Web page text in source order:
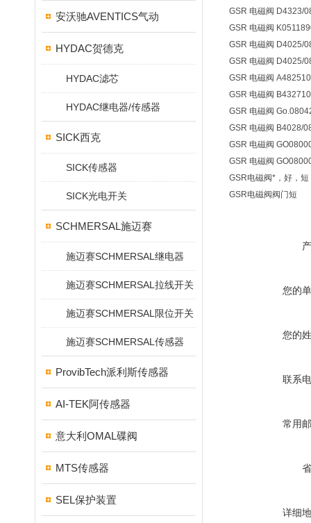
安沃驰AVENTICS气动
HYDAC贺德克
HYDAC滤芯
HYDAC继电器/传感器
SICK西克
SICK传感器
SICK光电开关
SCHMERSAL施迈赛
施迈赛SCHMERSAL继电器
施迈赛SCHMERSAL拉线开关
施迈赛SCHMERSAL限位开关
施迈赛SCHMERSAL传感器
ProvibTech派利斯传感器
AI-TEK阿传感器
意大利OMAL碟阀
MTS传感器
SEL保护装置
GSR 电磁阀 D4323/
GSR 电磁阀
GSR 电磁阀 D4025/
GSR 电磁阀 D4025/
GSR 电磁阀
GSR 电磁阀
GSR 电磁阀
GSR 电磁阀 B4028/
GSR 电磁阀
GSR 电磁阀
GSR电磁阀*，好，
GSR电磁阀阀门短
您的
您的
联系
常用
详细